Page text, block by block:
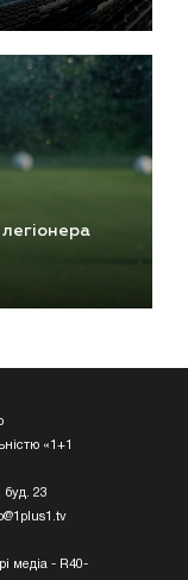
«1+1
буд. 23
медіа - R40-